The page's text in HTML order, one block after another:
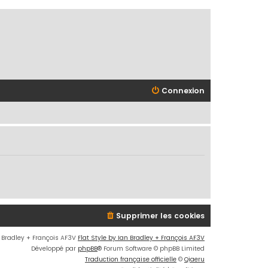
Connexion
Supprimer les cookies
+ François AF3V Flat Style by Ian Bradley + François AF3V
Développé par phpBB® Forum Software © phpBB Limited
Traduction française officielle © Qiaeru